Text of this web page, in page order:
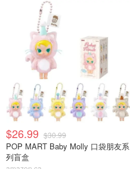
$26.99 $30.99
POP MART Baby Molly 口袋朋友系
列盲盒